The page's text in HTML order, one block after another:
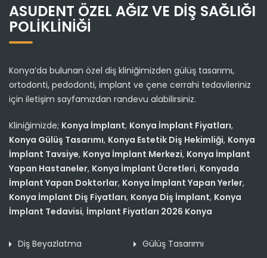
ASUDENT ÖZEL AĞIZ VE DİŞ SAĞLIĞI
POLİKLİNİĞİ
Konya’da bulunan özel diş kliniğimizden gülüş tasarımı,
ortodonti, pedodonti, implant ve çene cerrahi tedavileriniz
için iletişim sayfamızdan randevu alabilirsiniz.
Kliniğimizde; Konya İmplant, Konya İmplant Fiyatları,
Konya Gülüş Tasarımı, Konya Estetik Diş Hekimliği, Konya
İmplant Tavsiye, Konya İmplant Merkezi, Konya İmplant
Yapan Hastaneler, Konya İmplant Ücretleri, Konyada
İmplant Yapan Doktorlar, Konya İmplant Yapan Yerler,
Konya İmplant Diş Fiyatları, Konya Diş İmplant, Konya
İmplant Tedavisi, İmplant Fiyatları 2026 Konya
Diş Beyazlatma
Gülüş Tasarımı